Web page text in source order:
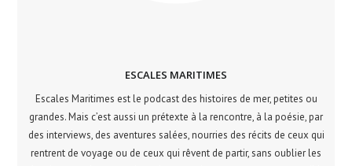
ESCALES MARITIMES
Escales Maritimes est le podcast des histoires de mer, petites ou
grandes. Mais c’est aussi un prétexte à la rencontre, à la poésie, par
des interviews, des aventures salées, nourries des récits de ceux qui
rentrent de voyage ou de ceux qui rêvent de partir, sans oublier les